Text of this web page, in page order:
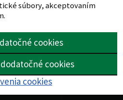
súbory, akceptovaním
cookies
cookies
cookies